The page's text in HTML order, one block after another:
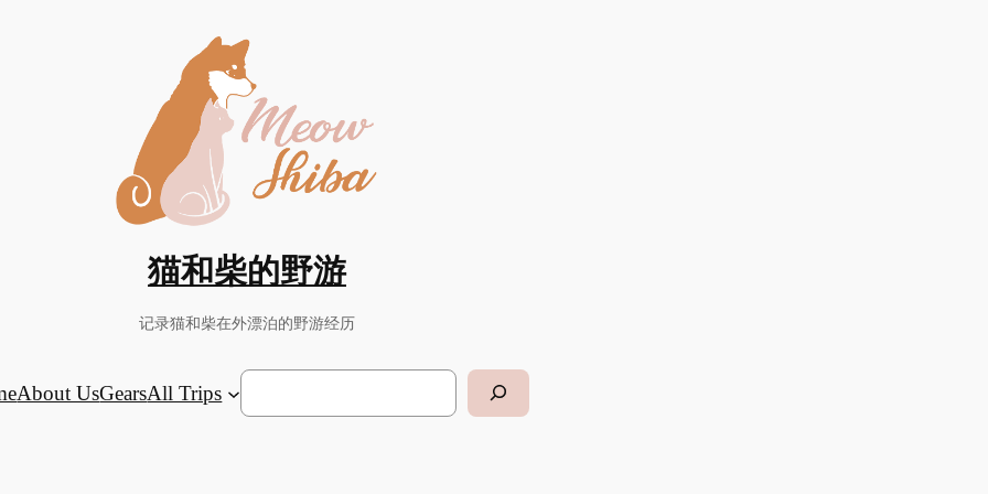
猫和柴的野游
记录猫和柴在外漂泊的野游经历
About UsGearsAll Trips
Search